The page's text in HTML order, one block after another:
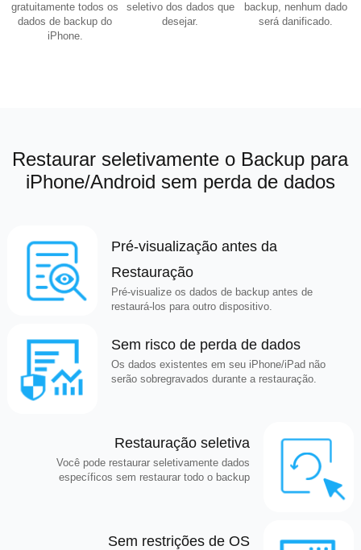
gratuitamente todos os
dados de backup do
iPhone.
seletivo dos dados que
desejar.
backup, nenhum dado
será danificado.
Restaurar seletivamente o Backup para
iPhone/Android sem perda de dados
Pré-visualização antes da
Restauração
Pré-visualize os dados de backup antes de
restaurá-los para outro dispositivo.
Sem risco de perda de dados
Os dados existentes em seu iPhone/iPad não
serão sobregravados durante a restauração.
Restauração seletiva
Você pode restaurar seletivamente dados
específicos sem restaurar todo o backup
Sem restrições de OS